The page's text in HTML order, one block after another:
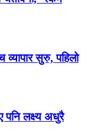
व्यापार सुरु, पहिलो
पनि लक्ष्य अधुरै